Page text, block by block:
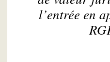
l’entrée en